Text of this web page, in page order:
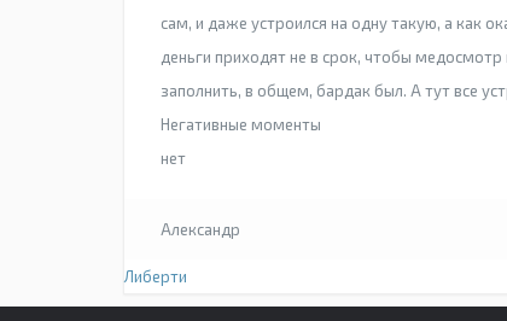
сам, и даже устроился на одну такую, а как
деньги приходят не в срок, чтобы
заполнить, в общем, бардак был. А тут все
Негативные моменты
нет
Александр
Либерти